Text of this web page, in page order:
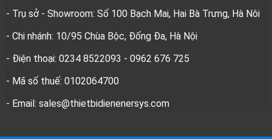
- Trụ sở - Showroom: Số 100 Bạch Mai, Hai Bà Trưng, Hà Nôi
- Chi nhánh: 10/95 Chùa Bộc, Đống Đa, Hà Nội
- Điện thoại: 0234 8522093 - 0962 676 725
- Mã số thuế: 0102064700
- Email: sales@thietbidienenersys.com